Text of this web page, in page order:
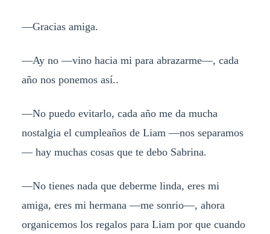
—Gracias amiga.
—Ay no —vino hacia mi para abrazarme—, cada
año nos ponemos así..
—No puedo evitarlo, cada año me da mucha
nostalgia el cumpleaños de Liam —nos separamos
— hay muchas cosas que te debo Sabrina.
—No tienes nada que deberme linda, eres mi
amiga, eres mi hermana —me sonrio—, ahora
organicemos los regalos para Liam por que cuando